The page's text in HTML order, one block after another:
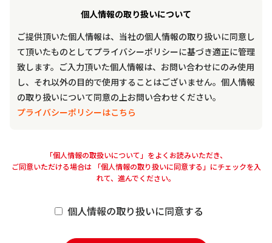
個人情報の取り扱いについて
ご提供頂いた個人情報は、当社の個人情報の取り扱いに同意し
て頂いたものとしてプライバシーポリシーに基づき適正に管理
致します。ご入力頂いた個人情報は、お問い合わせにのみ使用
し、それ以外の目的で使用することはございません。個人情報
の取り扱いについて同意の上お問い合わせください。
プライバシーポリシーはこちら
「個人情報の取扱いについて」をよくお読みいただき、
ご同意いただける場合は 「個人情報の取り扱いに同意する」にチェックを入
れて、進んでください。
個人情報の取り扱いに同意する